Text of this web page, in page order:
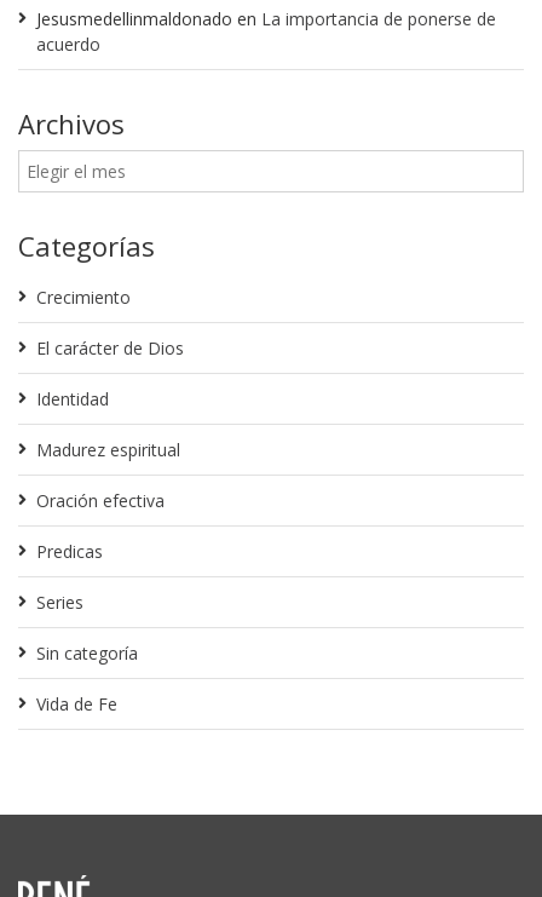
Jesusmedellinmaldonado en La importancia de ponerse de
acuerdo
Archivos
Categorías
Crecimiento
El carácter de Dios
Identidad
Madurez espiritual
Oración efectiva
Predicas
Series
Sin categoría
Vida de Fe